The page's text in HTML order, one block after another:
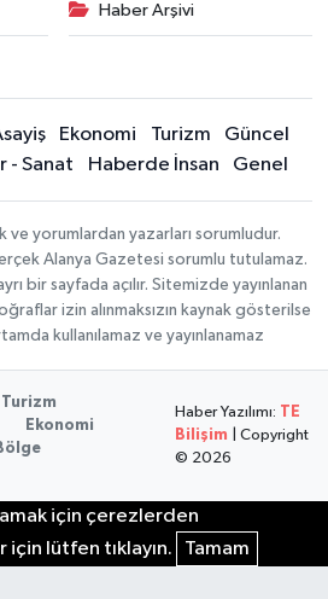
Haber Arşivi
Ekonomi Turizm
Güncel
- Sanat Haberde İnsan Genel
ve yorumlardan yazarları sorumludur.
Alanya Gazetesi sorumlu tutulamaz.
bir sayfada açılır. Sitemizde yayınlanan
izin alınmaksızın kaynak gösterilse
kullanılamaz ve yayınlanamaz
Turizm
Ekonomi
Haber Yazılımı:
TE
Bilişim | Copyright
© 2026
için çerezlerden
için lütfen tıklayın.
Tamam